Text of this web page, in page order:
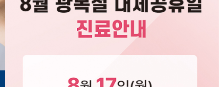
여러분이 마음의 치유까지 얻어가실 수 있는 병원이